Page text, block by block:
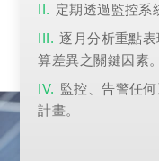
定期透過監控系
逐月分析重點
算差異之關鍵因素。
監控、告警任
計畫。